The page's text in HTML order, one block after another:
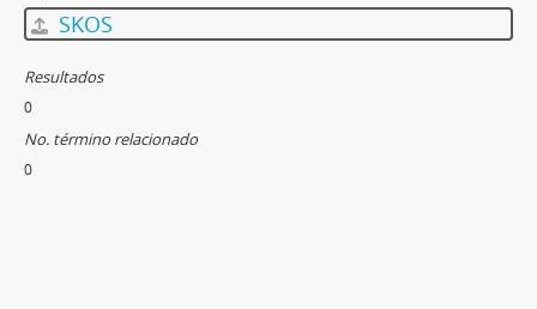
SKOS
Resultados
0
No. término relacionado
0